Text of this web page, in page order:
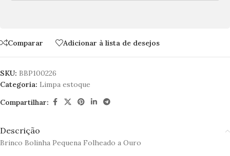
Comparar Adicionar à lista de desejos
SKU: BBP100226
Categoria: Limpa estoque
Compartilhar:
Descrição
Brinco Bolinha Pequena Folheado a Ouro